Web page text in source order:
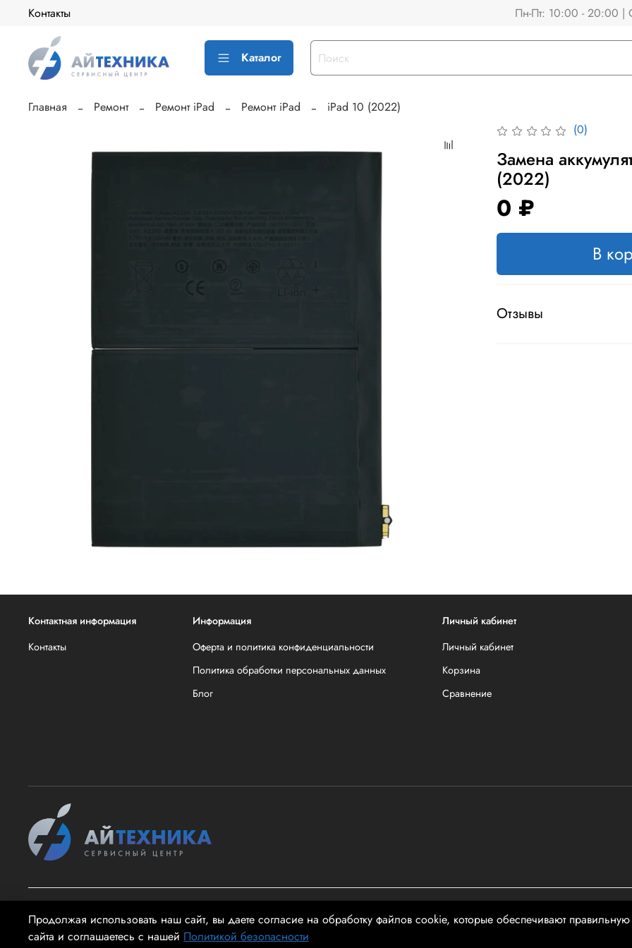
Контакты Пн-Пт: 10:00 - 20:00 |
Каталог
Главная Ремонт Ремонт iPad Ремонт iPad
iPad 10 (2022)
(0)
Замена
(2022)
0 ₽
В
Отзывы
Контактная информация
Контакты
Информация
Оферта и политика конфиденциальности
Политика обработки персональных данных
Блог
Личный кабинет
Личный кабинет
Корзина
Сравнение
Продолжая использовать наш сайт, вы даете согласие на обработку файлов cookie, которые обеспечивают правильную
сайта и соглашаетесь с нашей Политикой безопасности